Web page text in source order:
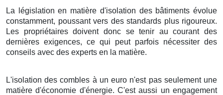
La législation en matière d'isolation des bâtiments évolue
constamment, poussant vers des standards plus rigoureux.
Les propriétaires doivent donc se tenir au courant des
dernières exigences, ce qui peut parfois nécessiter des
conseils avec des experts en la matière.
L'isolation des combles à un euro n'est pas seulement une
matière d'économie d'énergie. C'est aussi un engagement